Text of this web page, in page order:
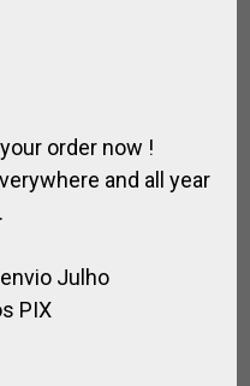
order now !
and all year
Julho
PIX